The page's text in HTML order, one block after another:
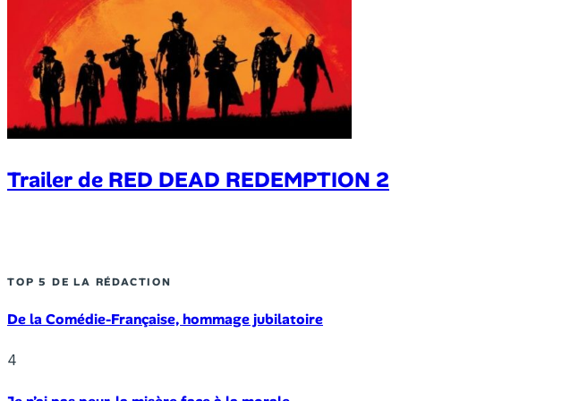
Trailer de RED DEAD REDEMPTION 2
TOP 5 DE LA RÉDACTION
De la Comédie-Française, hommage jubilatoire
4